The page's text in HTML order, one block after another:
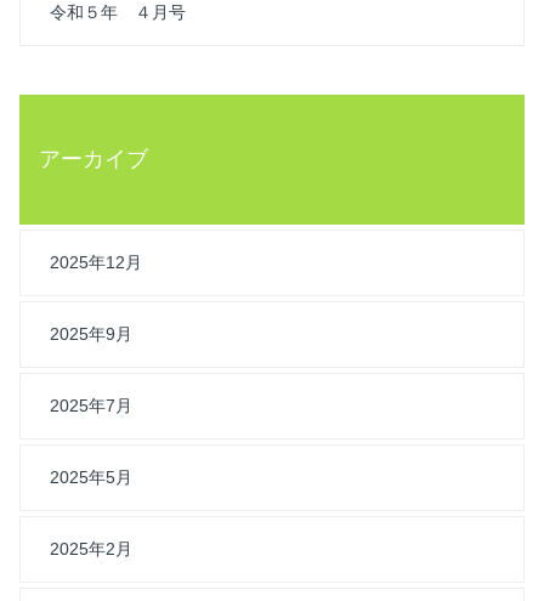
令和５年 ４月号
アーカイブ
2025年12月
2025年9月
2025年7月
2025年5月
2025年2月